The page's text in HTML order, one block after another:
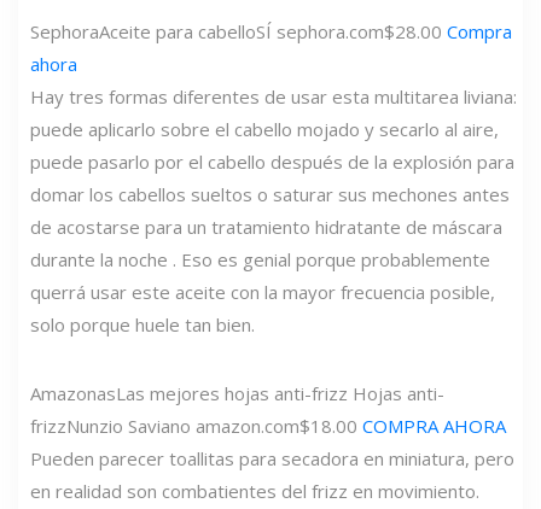
SephoraAceite para cabelloSÍ sephora.com$28.00 Compra
ahora
Hay tres formas diferentes de usar esta multitarea liviana:
puede aplicarlo sobre el cabello mojado y secarlo al aire,
puede pasarlo por el cabello después de la explosión para
domar los cabellos sueltos o saturar sus mechones antes
de acostarse para un tratamiento hidratante de máscara
durante la noche . Eso es genial porque probablemente
querrá usar este aceite con la mayor frecuencia posible,
solo porque huele tan bien.
AmazonasLas mejores hojas anti-frizz Hojas anti-
frizzNunzio Saviano amazon.com$18.00 COMPRA AHORA
Pueden parecer toallitas para secadora en miniatura, pero
en realidad son combatientes del frizz en movimiento.